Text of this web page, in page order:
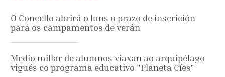
O Concello abrirá o luns o prazo de inscrición
para os campamentos de verán
Medio millar de alumnos viaxan ao arquipélago
vigués co programa educativo "Planeta Cíes"